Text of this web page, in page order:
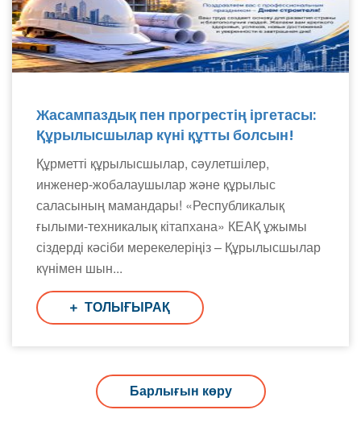
Жасампаздық пен прогрестің іргетасы:
Құрылысшылар күні құтты болсын!
Құрметті құрылысшылар, сәулетшілер,
инженер-жобалаушылар және құрылыс
саласының мамандары! «Республикалық
ғылыми-техникалық кітапхана» КЕАҚ ұжымы
сіздерді кәсіби мерекелеріңіз – Құрылысшылар
күнімен шын...
ТОЛЫҒЫРАҚ
Барлығын көру